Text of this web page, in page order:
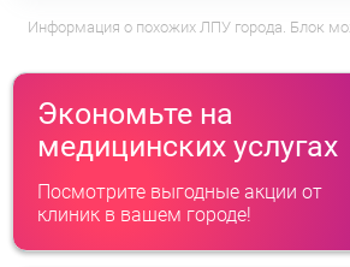
Информация о похожих ЛПУ города. Блок
Экономьте на
медицинских услугах
Посмотрите выгодные акции от
клиник в вашем городе!